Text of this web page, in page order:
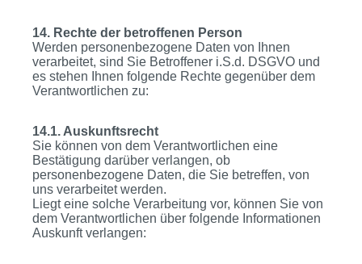
14. Rechte der betroffenen Person
Werden personenbezogene Daten von Ihnen
verarbeitet, sind Sie Betroffener i.S.d. DSGVO und
es stehen Ihnen folgende Rechte gegenüber dem
Verantwortlichen zu:
14.1. Auskunftsrecht
Sie können von dem Verantwortlichen eine
Bestätigung darüber verlangen, ob
personenbezogene Daten, die Sie betreffen, von
uns verarbeitet werden.
Liegt eine solche Verarbeitung vor, können Sie von
dem Verantwortlichen über folgende Informationen
Auskunft verlangen: